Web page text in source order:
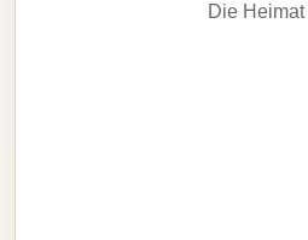
Die Heimat